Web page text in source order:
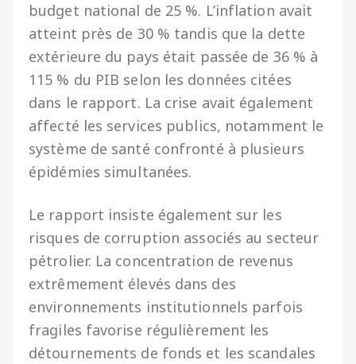
budget national de 25 %. L’inflation avait
atteint près de 30 % tandis que la dette
extérieure du pays était passée de 36 % à
115 % du PIB selon les données citées
dans le rapport. La crise avait également
affecté les services publics, notamment le
système de santé confronté à plusieurs
épidémies simultanées.
Le rapport insiste également sur les
risques de corruption associés au secteur
pétrolier. La concentration de revenus
extrêmement élevés dans des
environnements institutionnels parfois
fragiles favorise régulièrement les
détournements de fonds et les scandales